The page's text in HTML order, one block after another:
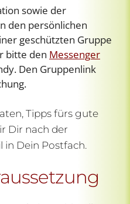
sowie der
den persönlichen
geschützten Gruppe
bitte den Messenger
Den Gruppenlink
Tipps fürs gute
Dir nach der
Dein Postfach.